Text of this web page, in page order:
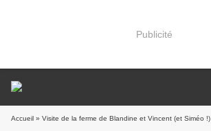
Publicité
Accueil » Visite de la ferme de Blandine et Vincent (et Siméo !)